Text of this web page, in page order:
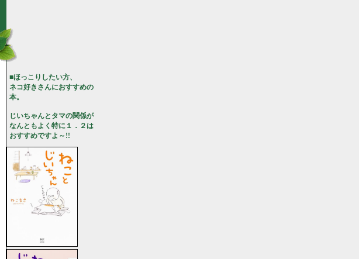
■ほっこりしたい方、
ネコ好きさんにおすすめの
本。
じいちゃんとタマの関係が
なんともよく特に１．２は
おすすめですよ～!!